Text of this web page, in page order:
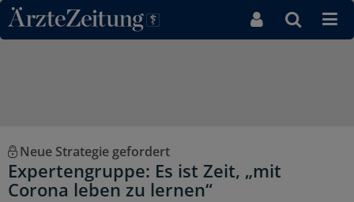
Direkt zum Inhaltsbereich
Neue Strategie gefordert
Expertengruppe: Es ist Zeit, „mit
Corona leben zu lernen“